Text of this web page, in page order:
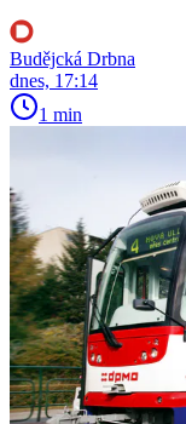
Budějcká Drbna
dnes, 17:14
1 min